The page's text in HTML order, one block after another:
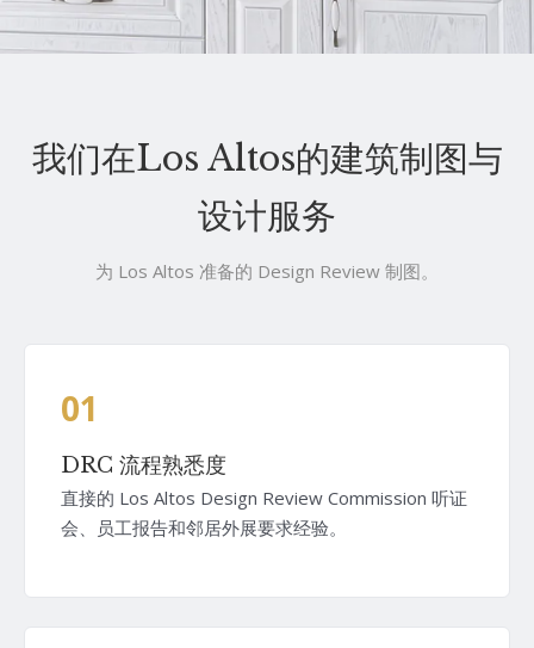
我们在Los Altos的建筑制图与
设计服务
为 Los Altos 准备的 Design Review 制图。
01
DRC 流程熟悉度
直接的 Los Altos Design Review Commission 听证
会、员工报告和邻居外展要求经验。